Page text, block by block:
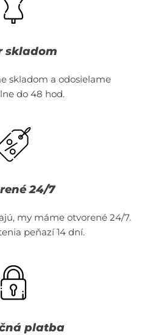
skladom
skladom a odosielame
do 48 hod.
24/7
my máme otvorené 24/7.
peňazí 14 dní.
platba